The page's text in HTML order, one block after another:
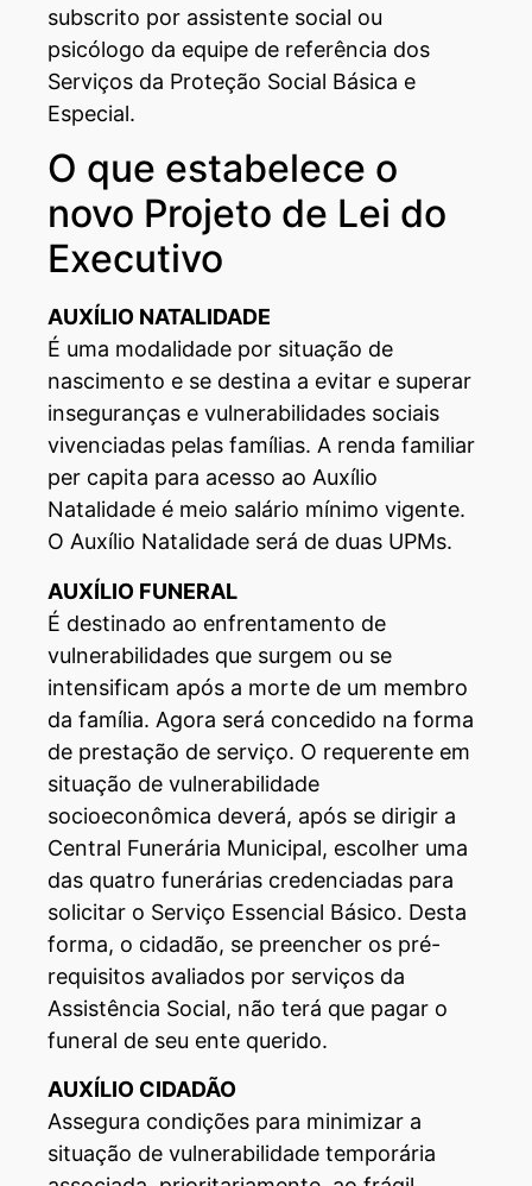
subscrito por assistente social ou
psicólogo da equipe de referência dos
Serviços da Proteção Social Básica e
Especial.
O que estabelece o
novo Projeto de Lei do
Executivo
AUXÍLIO NATALIDADE
É uma modalidade por situação de
nascimento e se destina a evitar e superar
inseguranças e vulnerabilidades sociais
vivenciadas pelas famílias. A renda familiar
per capita para acesso ao Auxílio
Natalidade é meio salário mínimo vigente.
O Auxílio Natalidade será de duas UPMs.
AUXÍLIO FUNERAL
É destinado ao enfrentamento de
vulnerabilidades que surgem ou se
intensificam após a morte de um membro
da família. Agora será concedido na forma
de prestação de serviço. O requerente em
situação de vulnerabilidade
socioeconômica deverá, após se dirigir a
Central Funerária Municipal, escolher uma
das quatro funerárias credenciadas para
solicitar o Serviço Essencial Básico. Desta
forma, o cidadão, se preencher os pré-
requisitos avaliados por serviços da
Assistência Social, não terá que pagar o
funeral de seu ente querido.
AUXÍLIO CIDADÃO
Assegura condições para minimizar a
situação de vulnerabilidade temporária